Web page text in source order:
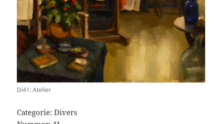
Di41: Atelier
Categorie: Divers